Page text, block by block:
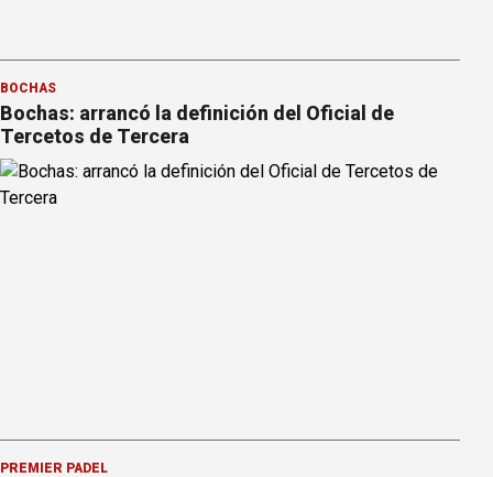
BOCHAS
Bochas: arrancó la definición del Oficial de
Tercetos de Tercera
PREMIER PÁDEL